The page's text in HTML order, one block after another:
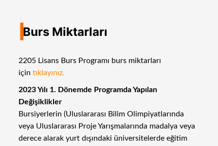
IBurs Miktarları
2205 Lisans Burs Programı burs miktarları
için tıklayınız.
2023 Yılı 1. Dönemde Programda Yapılan
Değişiklikler
Bursiyerlerin (Uluslararası Bilim Olimpiyatlarında
veya Uluslararası Proje Yarışmalarında madalya veya
derece alarak yurt dışındaki üniversitelerde eğitim